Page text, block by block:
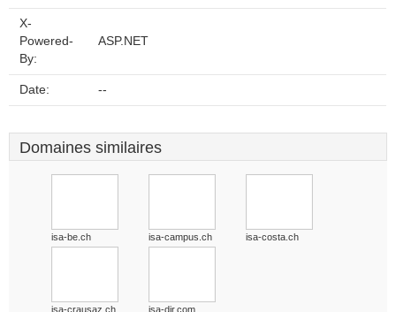
X-
Powered-
By:
ASP.NET
Date: --
Domaines similaires
isa-be.ch isa-campus.ch isa-costa.ch
isa-crausaz.ch isa-dir.com